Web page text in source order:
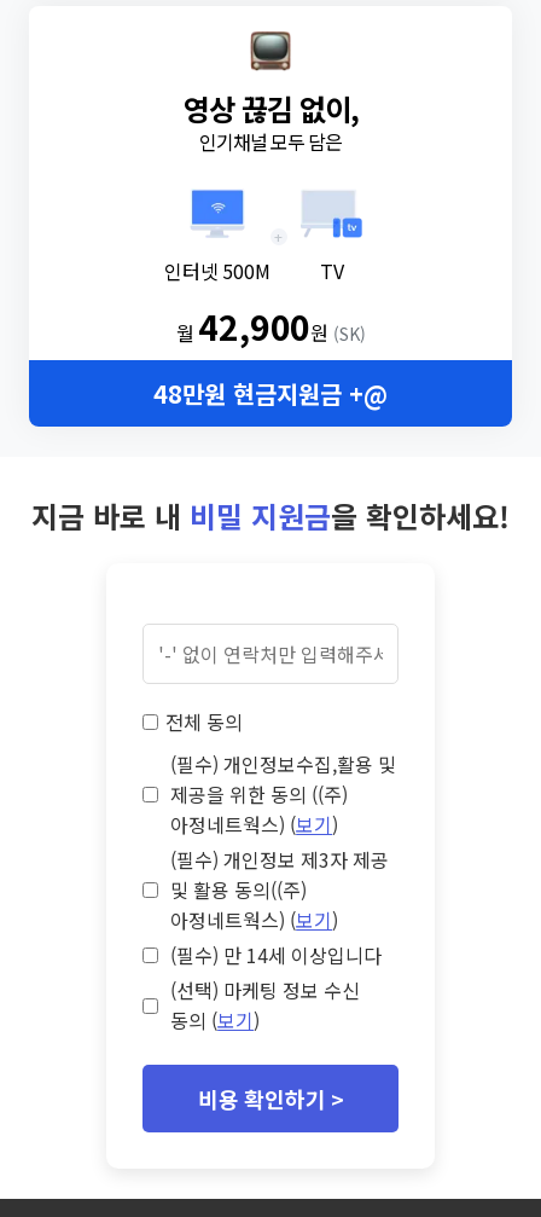
영상 끊김 없이,
인기채널 모두 담은
인터넷 500M
+
TV
월 42,900원 (SK)
48만원 현금지원금 +@
지금 바로 내 비밀 지원금을 확인하세요!
전체 동의
(필수) 개인정보수집,활용 및
제공을 위한 동의 ((주)
아정네트웍스) (보기)
(필수) 개인정보 제3자 제공
및 활용 동의((주)
아정네트웍스) (보기)
(필수) 만 14세 이상입니다
(선택) 마케팅 정보 수신
동의 (보기)
비용 확인하기 >